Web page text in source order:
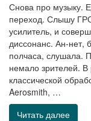
Снова про музыку.
переход. Слышу
усилитель, и
диссонанс. Ан-нет,
полчаса, слушала.
немало зрителей.
классической
Aerosmith, …
Читать далее